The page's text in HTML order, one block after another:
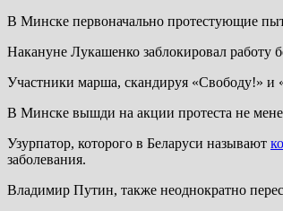
В Минске первоначально протестующие
Накануне Лукашенко заблокировал работу
Участники марша, скандируя «Свободу!»
В Минске вышди на акции протеста не
Узурпатор, которого в Беларуси называют
заболевания.
Владимир Путин, также неоднократно